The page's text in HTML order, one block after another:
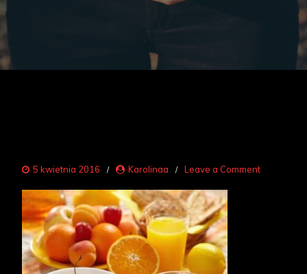
5 kwietnia 2016 Karolinaa Leave a Commenton